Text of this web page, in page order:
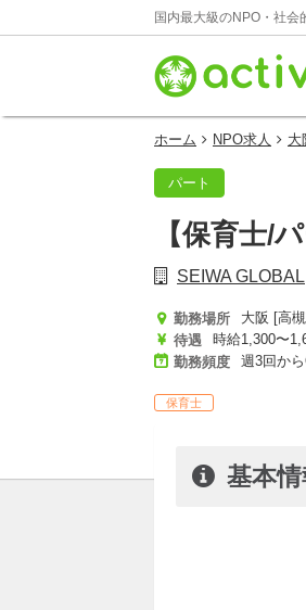
国内最大級のNPO・社会
ホーム NPO求人 大
パート
【保育士/
SEIWA GLOBAL
勤務場所
大阪 [高
待遇
時給1,300〜
勤務頻度
週3回か
保育士
基本